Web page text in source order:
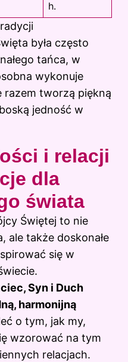
h.
była często
tańca, w
wykonuje
razem tworzą piękną
jedność w
i relacji
dla
świata
Świętej to nie
ale także doskonałe
się w
Syn i Duch
harmonijną
o tym, jak my,
wzorować na tym
relacjach.